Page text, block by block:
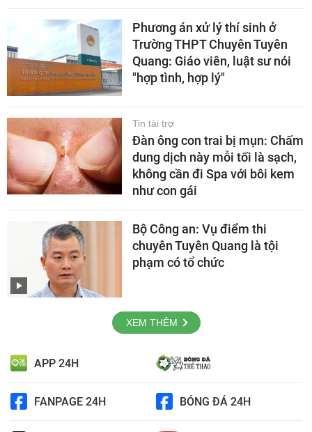
Phương án xử lý thí sinh ở
Trường THPT Chuyên Tuyên
Quang: Giáo viên, luật sư nói
"hợp tình, hợp lý"
Tin tài trợ
Đàn ông con trai bị mụn: Chấm
dung dịch này mỗi tối là sạch,
không cần đi Spa với bôi kem
như con gái
Bộ Công an: Vụ điểm thi
chuyên Tuyên Quang là tội
phạm có tổ chức
XEM THÊM
APP 24H
FANPAGE 24H BÓNG ĐÁ 24H